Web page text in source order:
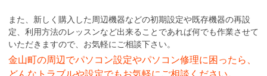
また、新しく購入した周辺機器などの初期設定や既存機器の再設
定、利用方法のレッスンなど出来ることであれば何でも作業させて
いただきますので、お気軽にご相談下さい。
金山町の周辺でパソコン設定やパソコン修理に困ったら、
どんなトラブルや設定でもお気軽にご相談ください。